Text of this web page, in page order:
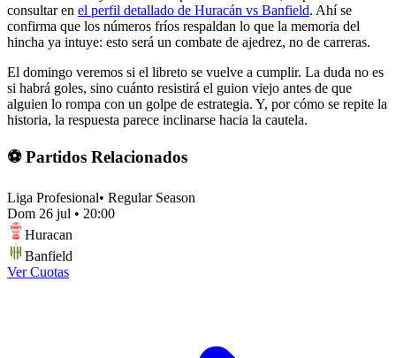
consultar en el perfil detallado de Huracán vs Banfield. Ahí se
confirma que los números fríos respaldan lo que la memoria del
hincha ya intuye: esto será un combate de ajedrez, no de carreras.
El domingo veremos si el libreto se vuelve a cumplir. La duda no es
si habrá goles, sino cuánto resistirá el guion viejo antes de que
alguien lo rompa con un golpe de estrategia. Y, por cómo se repite la
historia, la respuesta parece inclinarse hacia la cautela.
⚽ Partidos Relacionados
Liga Profesional• Regular Season
Dom 26 jul • 20:00
Huracan
Banfield
Ver Cuotas